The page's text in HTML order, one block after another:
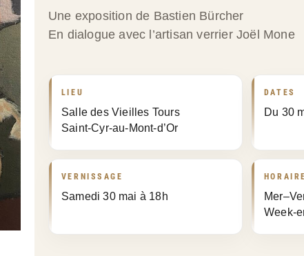
Une exposition de Bastien Bürcher
En dialogue avec l’artisan verrier Joël Mone
LIEU
Salle des Vieilles Tours
Saint-Cyr-au-Mont-d’Or
DATES
Du 30
VERNISSAGE
Samedi 30 mai à 18h
Week-